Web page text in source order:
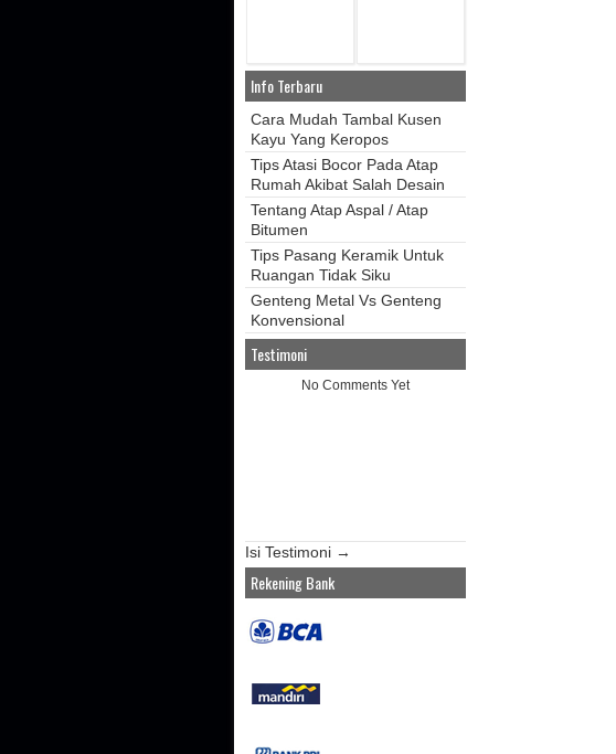
Info Terbaru
Cara Mudah Tambal Kusen
Kayu Yang Keropos
Tips Atasi Bocor Pada Atap
Rumah Akibat Salah Desain
Tentang Atap Aspal / Atap
Bitumen
Tips Pasang Keramik Untuk
Ruangan Tidak Siku
Genteng Metal Vs Genteng
Konvensional
Testimoni
No Comments Yet
Isi Testimoni →
Rekening Bank